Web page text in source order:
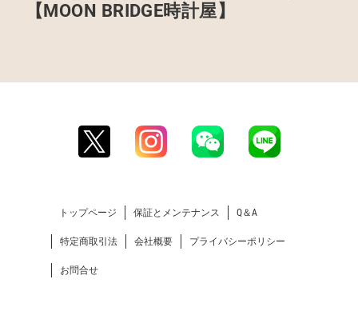
【MOON BRIDGE時計屋】
トップページ 保証とメンテナンス Q＆A
特定商取引法 会社概要 プライバシーポリシー
お問合せ